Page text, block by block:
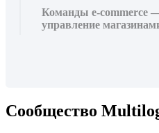
Команды e-commerce
управление
Сообщество